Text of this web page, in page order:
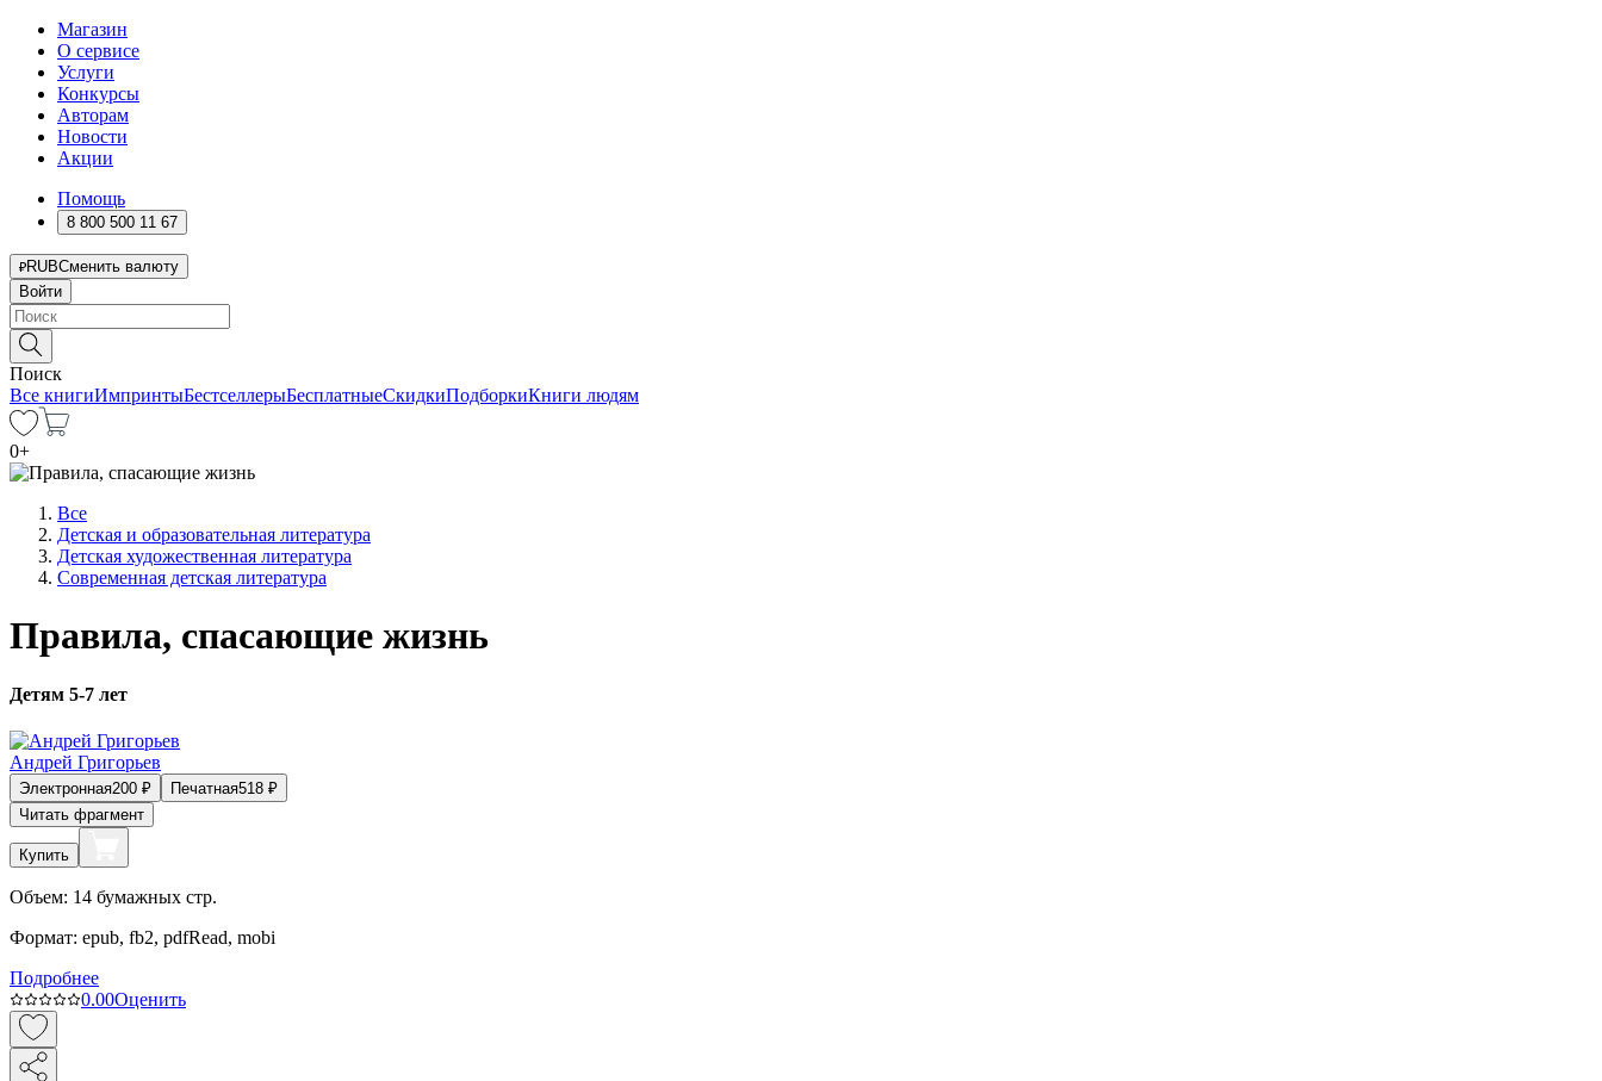
Магазин
О сервисе
Услуги
Конкурсы
Авторам
Новости
Акции
Помощь
8 800 500 11 67
RUBСменить валюту
Войти
Поиск
Все книгиИмпринтыБестселлерыБесплатныеСкидкиПодборкиКниги людям
0+
Все
Детская и образовательная литература
Детская художественная литература
Современная детская литература
Правила, спасающие жизнь
Детям 5-7 лет
Андрей Григорьев
Электронная200 ₽ Печатная518 ₽
Читать фрагмент
Купить
Объем: 14 бумажных стр.
Формат: epub, fb2, pdfRead, mobi
Подробнее
0.00Оценить